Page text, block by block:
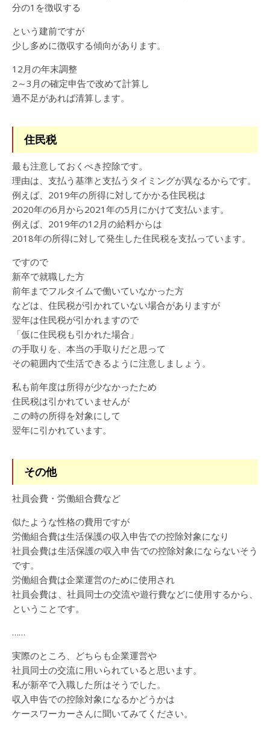
分の1を徴収する
という建前ですが
少し多めに徴収する傾向があります。
12月の年末調整
2～3月の確定申告で改めて計算し
過不足があれば清算します。
住民税
最も注意しておくべき控除です。
理由は、支払う基準と支払うタイミングが異なるからです。
例えば、2019年の所得に対してかかる住民税は
2020年の6月から2021年の5月にかけて支払います。
例えば、2019年の12月の給料からは
2018年の所得に対して発生した住民税を支払っています。
ですので
新卒で就職した方
前年までフルタイムで働いていなかった方
などは、住民税が引かれていない場合がありますが
翌年は住民税が引かれますので
「仮に住民税も引かれた場合」
の手取りを、本当の手取りだと思って
その範囲内で生活できるように注意しましょう。
私も前年度は所得が少なかったため
住民税は引かれていませんが
この時の所得を対象にして
翌年に引かれています。
その他
社員会費・労働組合費など
似たような性格の費用ですが
労働組合費は生活保護の収入申告での控除対象になり
社員会費は生活保護の収入申告での控除対象にならないそう
です。
労働組合費は企業運営のために使用され
社員会費は、社員同士の交流や遊行費などに使用するから、
ということです。
……
実際のところ、どちらも企業運営や
社員同士の交流に用いられていると思います。
私が新卒で入職した所はそうでした。
収入申告での控除対象になるかどうかは
ケースワーカーさんに聞いてみてください。